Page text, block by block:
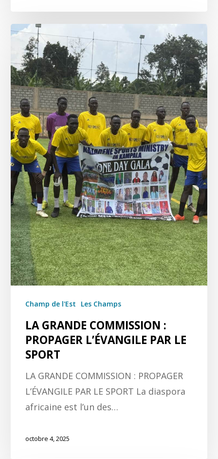
Champ de l'Est Les Champs
LA GRANDE COMMISSION :
PROPAGER L’ÉVANGILE PAR LE
SPORT
LA GRANDE COMMISSION : PROPAGER
L’ÉVANGILE PAR LE SPORT La diaspora
africaine est l’un des…
octobre 4, 2025